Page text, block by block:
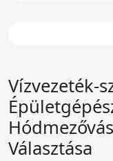
Vízvezeték-
Választása